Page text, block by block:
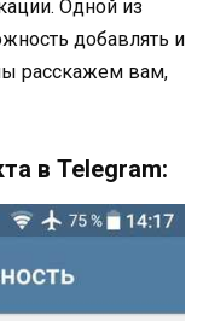
Одной из
добавлять и
расскажем вам,
в Telegram: